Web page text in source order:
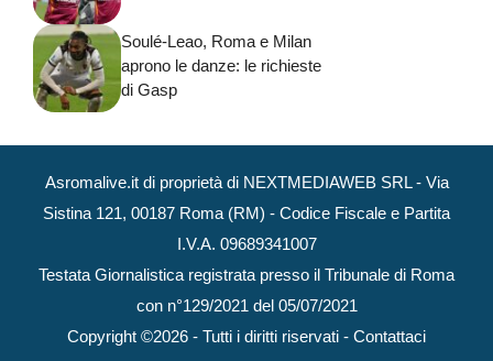
Soulé-Leao, Roma e Milan
aprono le danze: le richieste
di Gasp
Asromalive.it di proprietà di NEXTMEDIAWEB SRL - Via
Sistina 121, 00187 Roma (RM) - Codice Fiscale e Partita
I.V.A. 09689341007
Testata Giornalistica registrata presso il Tribunale di Roma
con n°129/2021 del 05/07/2021
Copyright ©2026 - Tutti i diritti riservati - Contattaci